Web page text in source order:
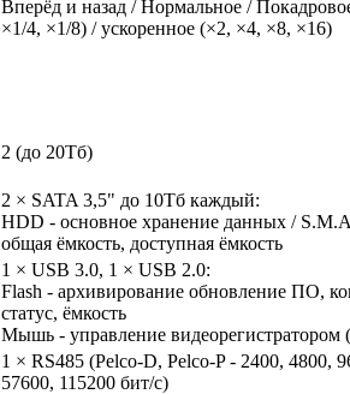
Вперёд и назад / Нормальное /
×1/4, ×1/8) / ускоренное (×2, ×4, ×8, ×16)
2 (до 20Тб)
2 × SATA 3,5" до 10Тб каждый:
HDD - основное хранение данных /
общая ёмкость, доступная ёмкость
1 × USB 3.0, 1 × USB 2.0:
Flash - архивирование обновление ПО,
статус, ёмкость
Мышь - управление видеорегистратором
1 × RS485 (Pelco-D, Pelco-P - 2400, 4800,
57600, 115200 бит/с)